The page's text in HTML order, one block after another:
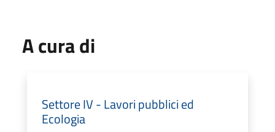
A cura di
Settore IV - Lavori pubblici ed
Ecologia